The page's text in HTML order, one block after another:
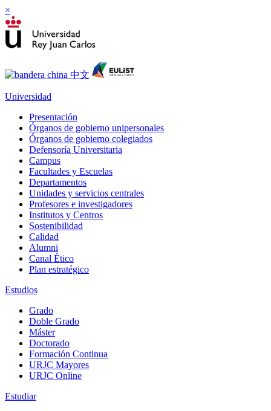
×
Universidad
Presentación
Órganos de gobierno unipersonales
Órganos de gobierno colegiados
Defensoría Universitaria
Campus
Facultades y Escuelas
Departamentos
Unidades y servicios centrales
Profesores e investigadores
Institutos y Centros
Sostenibilidad
Calidad
Alumni
Canal Ético
Plan estratégico
Estudios
Grado
Doble Grado
Máster
Doctorado
Formación Continua
URJC Mayores
URJC Online
Estudiar